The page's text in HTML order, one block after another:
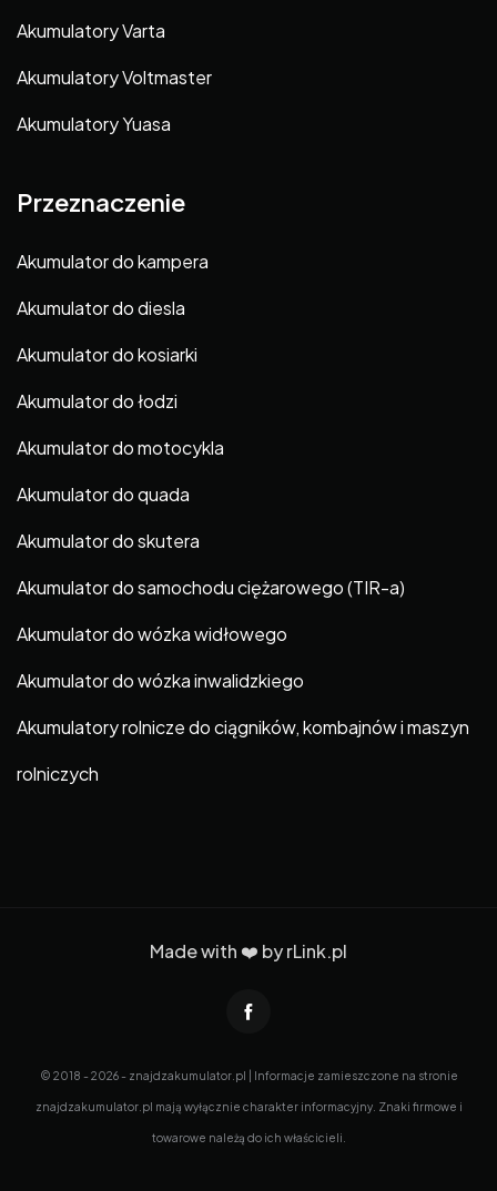
Akumulatory Varta
Akumulatory Voltmaster
Akumulatory Yuasa
Przeznaczenie
Akumulator do kampera
Akumulator do diesla
Akumulator do kosiarki
Akumulator do łodzi
Akumulator do motocykla
Akumulator do quada
Akumulator do skutera
Akumulator do samochodu ciężarowego (TIR-a)
Akumulator do wózka widłowego
Akumulator do wózka inwalidzkiego
Akumulatory rolnicze do ciągników, kombajnów i maszyn
rolniczych
Made with ❤️ byrLink.pl
© 2018 - 2026 - znajdzakumulator.pl | Informacje zamieszczone na stronie
znajdzakumulator.pl mają wyłącznie charakter informacyjny. Znaki firmowe i
towarowe należą do ich właścicieli.